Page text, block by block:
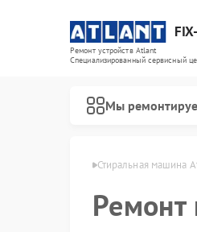
Ремонт устройств Atlant
Специализированный cервисный
Мы
Стиральная машина
Ремонт